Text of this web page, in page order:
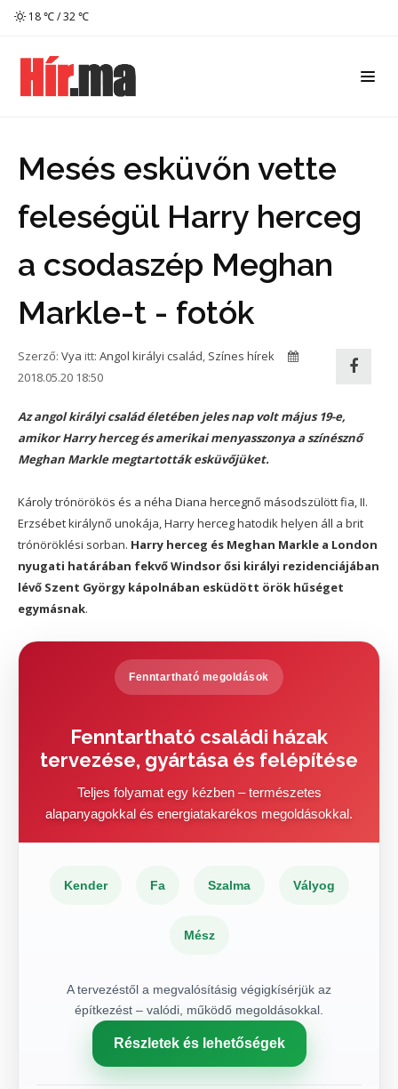
18 ℃ / 32 ℃
Mesés esküvőn vette
feleségül Harry herceg
a csodaszép Meghan
Markle-t - fotók
Szerző: Vya itt: Angol királyi család, Színes hírek
2018.05.20 18:50
Az angol királyi család életében jeles nap volt május 19-e,
amikor Harry herceg és amerikai menyasszonya a színésznő
Meghan Markle megtartották esküvőjüket.
Károly trónörökös és a néha Diana hercegnő másodszülött fia, II.
Erzsébet királynő unokája, Harry herceg hatodik helyen áll a brit
trónöröklési sorban. Harry herceg és Meghan Markle a London
nyugati határában fekvő Windsor ősi királyi rezidenciájában
lévő Szent György kápolnában esküdött örök hűséget
egymásnak.
Fenntartható megoldások
Fenntartható családi házak
tervezése, gyártása és felépítése
Teljes folyamat egy kézben – természetes
alapanyagokkal és energiatakarékos megoldásokkal.
Kender Fa Szalma Vályog
Mész
A tervezéstől a megvalósításig végigkísérjük az
építkezést – valódi, működő megoldásokkal.
Részletek és lehetőségek